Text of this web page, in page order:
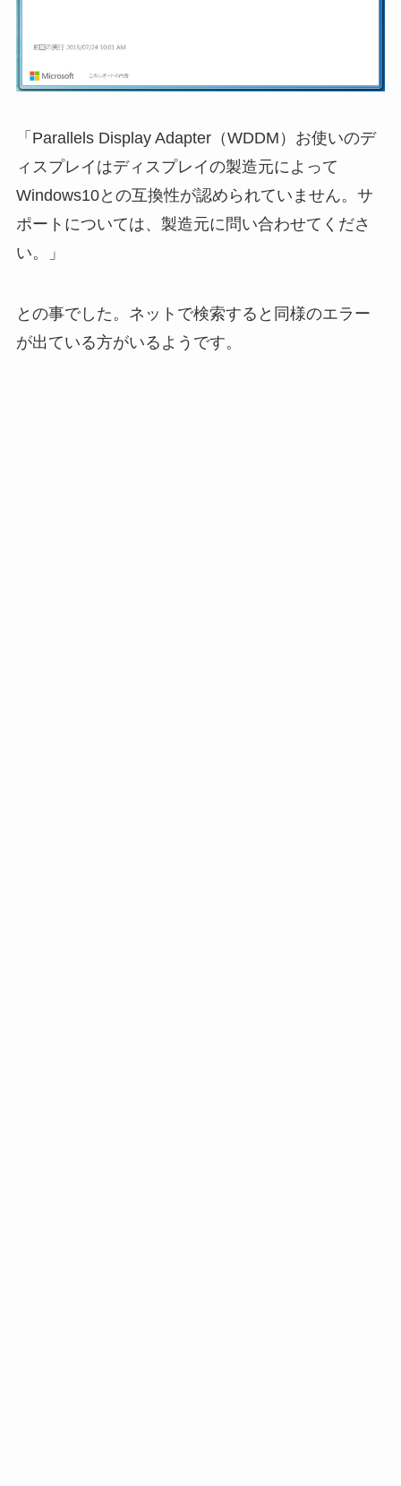
「Parallels Display Adapter（WDDM）お使いのデ
ィスプレイはディスプレイの製造元によって
Windows10との互換性が認められていません。サ
ポートについては、製造元に問い合わせてくださ
い。」
との事でした。ネットで検索すると同様のエラー
が出ている方がいるようです。